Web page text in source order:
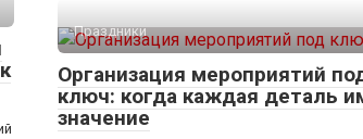
Праздники
Организация мероприятий
ключ: когда каждая деталь
значение